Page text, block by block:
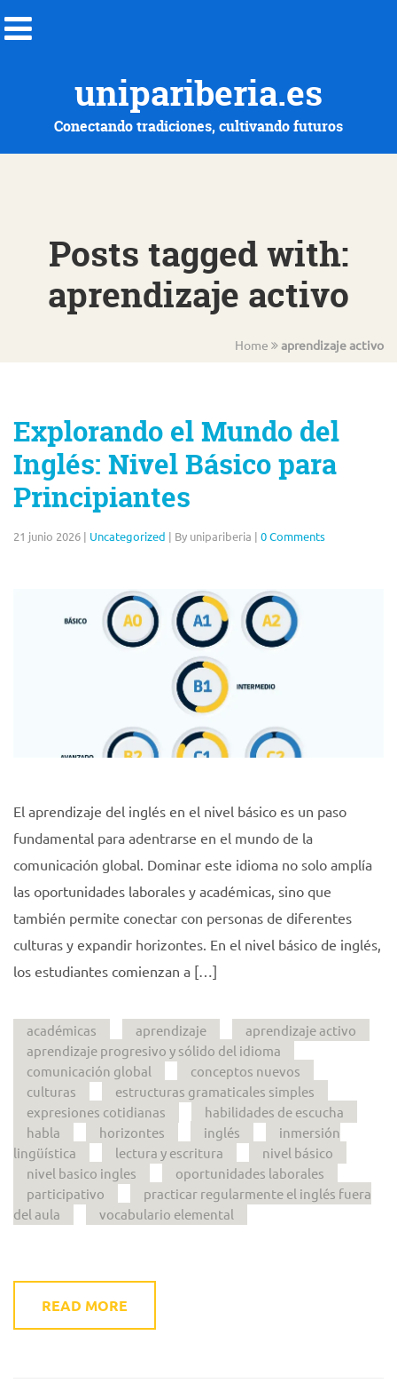
unipariberia.es
Conectando tradiciones, cultivando futuros
Posts tagged with:
aprendizaje activo
Home aprendizaje activo
Explorando el Mundo del
Inglés: Nivel Básico para
Principiantes
21 junio 2026 | Uncategorized | By unipariberia | 0 Comments
El aprendizaje del inglés en el nivel básico es un paso
fundamental para adentrarse en el mundo de la
comunicación global. Dominar este idioma no solo amplía
las oportunidades laborales y académicas, sino que
también permite conectar con personas de diferentes
culturas y expandir horizontes. En el nivel básico de inglés,
los estudiantes comienzan a […]
académicas aprendizaje
aprendizaje activo
aprendizaje progresivo y sólido del idioma
comunicación global
conceptos nuevos
culturas
estructuras gramaticales simples
expresiones cotidianas
habilidades de escucha
habla
horizontes inglés
inmersión
lingüística
lectura y escritura
nivel básico
nivel basico ingles
oportunidades laborales
participativo
practicar regularmente el inglés fuera
del aula
vocabulario elemental
READ MORE